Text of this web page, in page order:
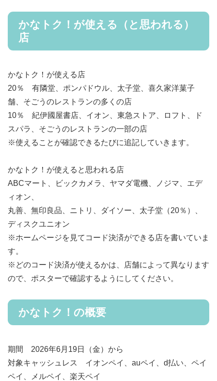
かなトク！が使える（と思われる）
店
かなトク！が使える店
20％ 有隣堂、ポンパドウル、太子堂、喜久家洋菓子
舗、そごうのレストランの多くの店
10％ 紀伊國屋書店、イオン、東急ストア、ロフト、ド
スパラ、そごうのレストランの一部の店
※使えることが確認できるたびに追記していきます。
かなトク！が使えると思われる店
ABCマート、ビックカメラ、ヤマダ電機、ノジマ、エデ
ィオン、
丸善、無印良品、ニトリ、ダイソー、太子堂（20％）、
ディスクユニオン
※ホームページを見てコード決済ができる店を書いていま
す。
※どのコード決済が使えるかは、店舗によって異なります
ので、ポスターで確認するようにしてください。
かなトク！の概要
期間 2026年6月19日（金）から
対象キャッシュレス イオンペイ、auペイ、d払い、ペイ
ペイ、メルペイ、楽天ペイ